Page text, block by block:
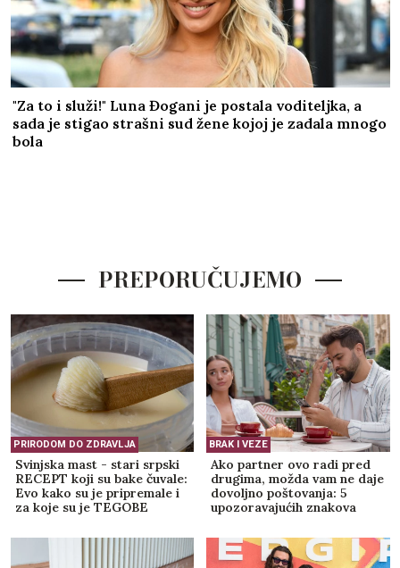
"Za to i služi!" Luna Đogani je postala voditeljka, a
sada je stigao strašni sud žene kojoj je zadala mnogo
bola
PREPORUČUJEMO
PRIRODOM DO ZDRAVLJA
Svinjska mast - stari srpski
RECEPT koji su bake čuvale:
Evo kako su je pripremale i
za koje su je TEGOBE
BRAK I VEZE
Ako partner ovo radi pred
drugima, možda vam ne daje
dovoljno poštovanja: 5
upozoravajućih znakova